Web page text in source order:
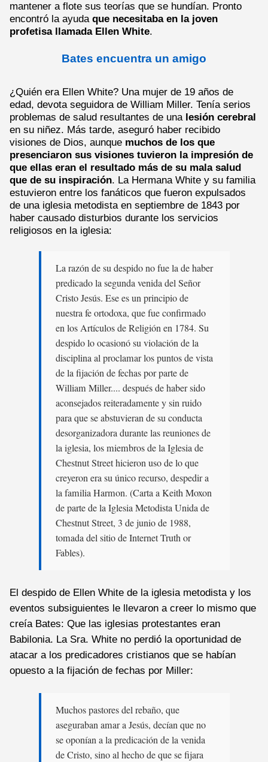
mantener a flote sus teorías que se hundían. Pronto
encontró la ayuda que necesitaba en la joven
profetisa llamada Ellen White.
Bates encuentra un amigo
¿Quién era Ellen White? Una mujer de 19 años de
edad, devota seguidora de William Miller. Tenía serios
problemas de salud resultantes de una lesión cerebral
en su niñez. Más tarde, aseguró haber recibido
visiones de Dios, aunque muchos de los que
presenciaron sus visiones tuvieron la impresión de
que ellas eran el resultado más de su mala salud
que de su inspiración . La Hermana White y su familia
estuvieron entre los fanáticos que fueron expulsados
de una iglesia metodista en septiembre de 1843 por
haber causado disturbios durante los servicios
religiosos en la iglesia:
La razón de su despido no fue la de haber
predicado la segunda venida del Señor
Cristo Jesús. Ese es un principio de
nuestra fe ortodoxa, que fue confirmado
en los Artículos de Religión en 1784. Su
despido lo ocasionó su violación de la
disciplina al proclamar los puntos de vista
de la fijación de fechas por parte de
William Miller.... después de haber sido
aconsejados reiteradamente y sin ruido
para que se abstuvieran de su conducta
desorganizadora durante las reuniones de
la iglesia, los miembros de la Iglesia de
Chestnut Street hicieron uso de lo que
creyeron era su único recurso, despedir a
la familia Harmon. (Carta a Keith Moxon
de parte de la Iglesia Metodista Unida de
Chestnut Street, 3 de junio de 1988,
tomada del sitio de Internet Truth or
Fables).
El despido de Ellen White de la iglesia metodista y los
eventos subsiguientes le llevaron a creer lo mismo que
creía Bates: Que las iglesias protestantes eran
Babilonia. La Sra. White no perdió la oportunidad de
atacar a los predicadores cristianos que se habían
opuesto a la fijación de fechas por Miller:
Muchos pastores del rebaño, que
aseguraban amar a Jesús, decían que no
se oponían a la predicación de la venida
de Cristo, sino al hecho de que se fijara